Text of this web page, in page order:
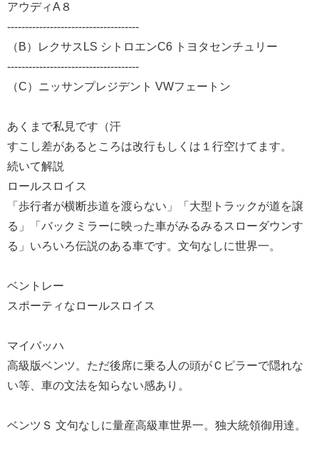
アウディA８
-------------------------------------
（B）レクサスLS シトロエンC6 トヨタセンチュリー
-------------------------------------
（C）ニッサンプレジデント VWフェートン
あくまで私見です（汗
すこし差があるところは改行もしくは１行空けてます。
続いて解説
ロールスロイス
「歩行者が横断歩道を渡らない」「大型トラックが道を譲
る」「バックミラーに映った車がみるみるスローダウンす
る」いろいろ伝説のある車です。文句なしに世界一。
ベントレー
スポーティなロールスロイス
マイバッハ
高級版ベンツ。ただ後席に乗る人の頭がＣピラーで隠れな
い等、車の文法を知らない感あり。
ベンツＳ 文句なしに量産高級車世界一。独大統領御用達。